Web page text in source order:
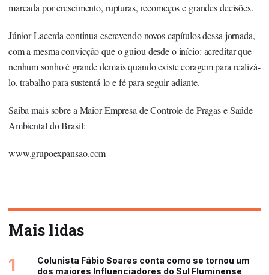
marcada por crescimento, rupturas, recomeços e grandes decisões.
Júnior Lacerda continua escrevendo novos capítulos dessa jornada,
com a mesma convicção que o guiou desde o início: acreditar que
nenhum sonho é grande demais quando existe coragem para realizá-
lo, trabalho para sustentá-lo e fé para seguir adiante.
Saiba mais sobre a Maior Empresa de Controle de Pragas e Saúde
Ambiental do Brasil:
www.grupoexpansao.com
Mais lidas
1
Colunista Fábio Soares conta como se tornou um
dos maiores Influenciadores do Sul Fluminense